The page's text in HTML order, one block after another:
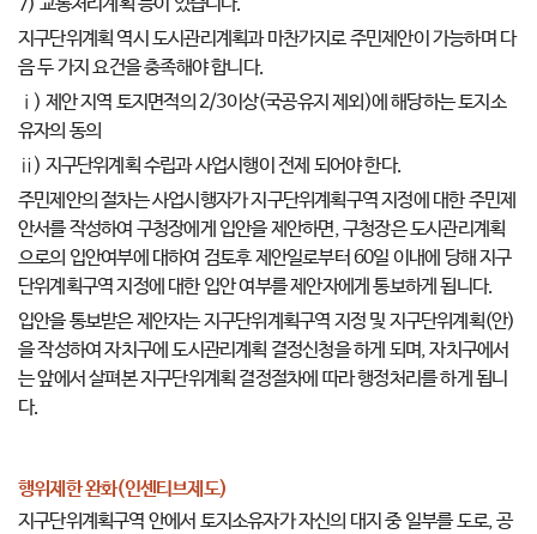
지구단위계획 역시 도시관리계획과 마찬가지로 주민제안이 가능하며 다
음 두 가지 요건을 충족해야 합니다.
ⅰ) 제안 지역 토지면적의 2/3이상(국공유지 제외)에 해당하는 토지소
유자의 동의
ⅱ) 지구단위계획 수립과 사업시행이 전제 되어야 한다.
주민제안의 절차는 사업시행자가 지구단위계획구역 지정에 대한 주민제
안서를 작성하여 구청장에게 입안을 제안하면, 구청장은 도시관리계획
으로의 입안여부에 대하여 검토후 제안일로부터 60일 이내에 당해 지구
단위계획구역 지정에 대한 입안 여부를 제안자에게 통보하게 됩니다.
입안을 통보받은 제안자는 지구단위계획구역 지정 및 지구단위계획(안)
을 작성하여 자치구에 도시관리계획 결정신청을 하게 되며, 자치구에서
는 앞에서 살펴본 지구단위계획 결정절차에 따라 행정처리를 하게 됩니
다.
행위제한 완화(인센티브제도)
지구단위계획구역 안에서 토지소유자가 자신의 대지 중 일부를 도로, 공